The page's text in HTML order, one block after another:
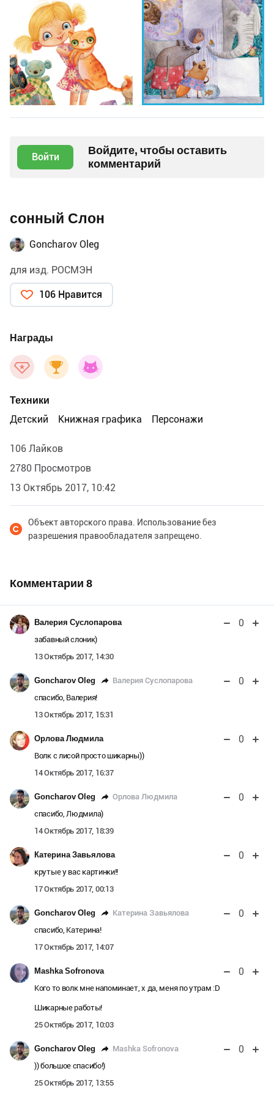
Войти
Войдите, чтобы оставить
комментарий
сонный Слон
Goncharov Oleg
для изд. РОСМЭН
106 Нравится
Награды
Техники
Детский
Книжная графика Персонажи
106 Лайков
2780 Просмотров
13 Октябрь 2017, 10:42
Объект авторского права. Использование без
разрешения правообладателя запрещено.
Комментарии 8
Валерия Суслопарова 0
забавный слоник)
13 Октябрь 2017, 14:30
Goncharov Oleg Валерия Суслопарова 0
спасибо, Валерия!
13 Октябрь 2017, 15:31
Орлова Людмила 0
Волк с лисой просто шикарны))
14 Октябрь 2017, 16:37
Goncharov Oleg Орлова Людмила 0
спасибо, Людмила)
14 Октябрь 2017, 18:39
Катерина Завьялова 0
крутые у вас картинки!!
17 Октябрь 2017, 00:13
Goncharov Oleg Катерина Завьялова 0
спасибо, Катерина!
17 Октябрь 2017, 14:07
Mashka Sofronova 0
Кого то волк мне напоминает, х да, меня по утрам :D
Шикарные работы!
25 Октябрь 2017, 10:03
Goncharov Oleg Mashka Sofronova 0
)) большое спасибо!)
25 Октябрь 2017, 13:55